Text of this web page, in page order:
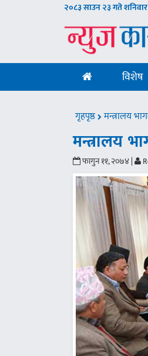
२०८३ साउन २३ गते
विशेष
गृहपृष्ठ मन्त्रालय
मन्त्रालय
फागुन ११, २०७४ |